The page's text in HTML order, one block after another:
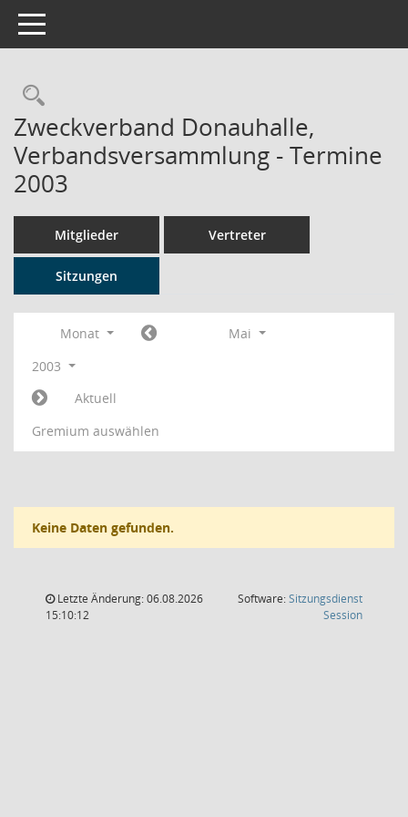
Toggle navigation
Rechercheauswahl
Zweckverband Donauhalle,
Verbandsversammlung - Termine
2003
Mitglieder Vertreter
Sitzungen
Monat
Mai
2003
Aktuell
Gremium auswählen
Keine Daten gefunden.
Letzte Änderung: 06.08.2026
15:10:12
Software:Sitzungsdienst
Session(Wird in